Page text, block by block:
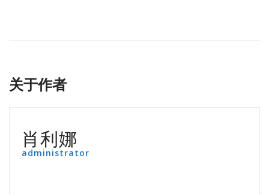
关于作者
肖利娜
administrator